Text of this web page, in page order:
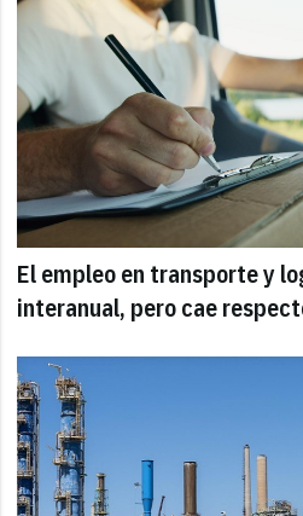
El empleo en transporte y
interanual, pero cae